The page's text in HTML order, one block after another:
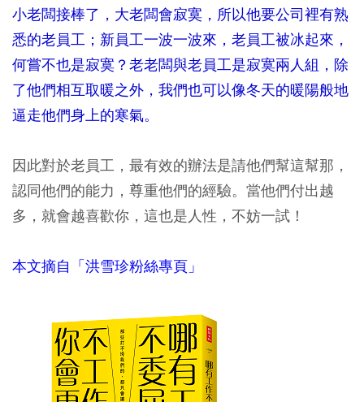
小老闆接棒了，大老闆會寂寞，所以他要公司裡有熟
悉的老員工；新員工一波一波來，老員工被冰起來，
何嘗不也是寂寞？老老闆與老員工是寂寞兩人組，除
了他們相互取暖之外，我們也可以像冬天的暖陽般地
逼走他們身上的寒氣。
因此對於老員工，最有效的辦法是請他們幫這幫那，
認同他們的能力，尊重他們的經驗。當他們付出越
多，就會越喜歡你，這也是人性，不妨一試！
本文摘自「洪雪珍粉絲專頁」